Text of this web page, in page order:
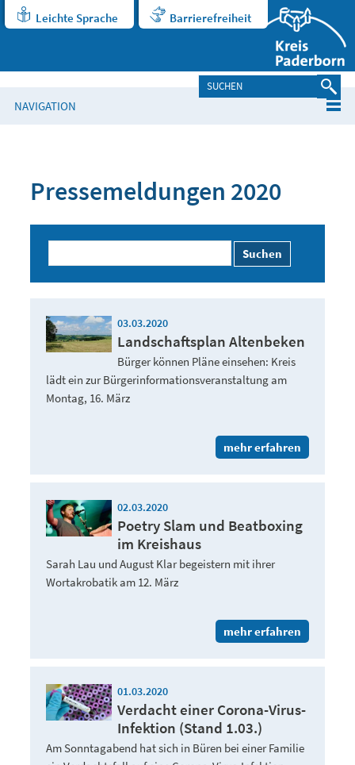
Leichte Sprache Barrierefreiheit
NAVIGATION
Pressemeldungen 2020
Suchen
03.03.2020
Landschaftsplan Altenbeken
Bürger können Pläne einsehen: Kreis
lädt ein zur Bürgerinformationsveranstaltung am
Montag, 16. März
mehr erfahren
02.03.2020
Poetry Slam und Beatboxing
im Kreishaus
Sarah Lau und August Klar begeistern mit ihrer
Wortakrobatik am 12. März
mehr erfahren
01.03.2020
Verdacht einer Corona-Virus-
Infektion (Stand 1.03.)
Am Sonntagabend hat sich in Büren bei einer Familie